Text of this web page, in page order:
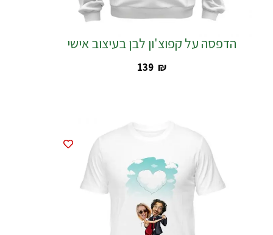
הדפסה על קפוצ'ון לבן בעיצוב אישי
‎139 ₪